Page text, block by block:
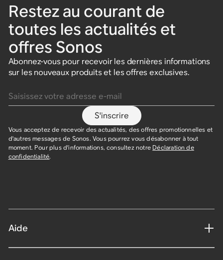
Restez au courant de
toutes les actualités et
offres Sonos
Abonnez-vous pour recevoir les dernières informations
sur les nouveaux produits et les offres exclusives.
S'inscrire
Vous acceptez de recevoir des actualités, des offres promotionnelles et
d'autres messages de Sonos. Vous pourrez vous désabonner à tout
moment. Pour plus d'informations, consultez notre Déclaration de
confidentialité.
Aide